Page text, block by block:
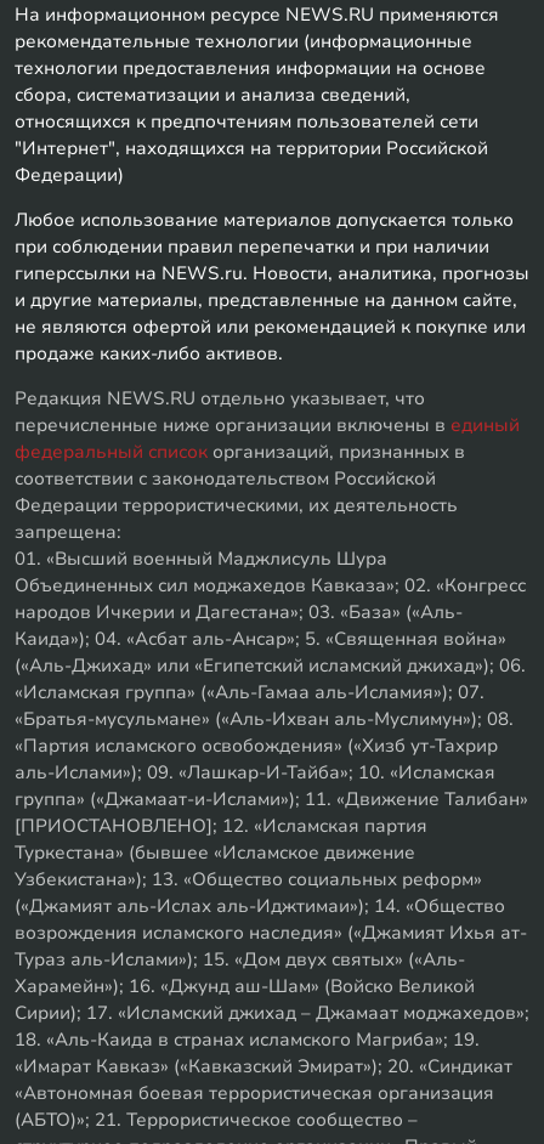
На информационном ресурсе NEWS.RU применяются
рекомендательные технологии (информационные
технологии предоставления информации на основе
сбора, систематизации и анализа сведений,
относящихся к предпочтениям пользователей сети
"Интернет", находящихся на территории Российской
Федерации)
Любое использование материалов допускается только
при соблюдении правил перепечатки и при наличии
гиперссылки на NEWS.ru. Новости, аналитика, прогнозы
и другие материалы, представленные на данном сайте,
не являются офертой или рекомендацией к покупке или
продаже каких-либо активов.
Редакция NEWS.RU отдельно указывает, что
перечисленные ниже организации включены в единый
федеральный список организаций, признанных в
соответствии с законодательством Российской
Федерации террористическими, их деятельность
запрещена:
01. «Высший военный Маджлисуль Шура
Объединенных сил моджахедов Кавказа»; 02. «Конгресс
народов Ичкерии и Дагестана»; 03. «База» («Аль-
Каида»); 04. «Асбат аль-Ансар»; 5. «Священная война»
(«Аль-Джихад» или «Египетский исламский джихад»); 06.
«Исламская группа» («Аль-Гамаа аль-Исламия»); 07.
«Братья-мусульмане» («Аль-Ихван аль-Муслимун»); 08.
«Партия исламского освобождения» («Хизб ут-Тахрир
аль-Ислами»); 09. «Лашкар-И-Тайба»; 10. «Исламская
группа» («Джамаат-и-Ислами»); 11. «Движение Талибан»
[ПРИОСТАНОВЛЕНО]; 12. «Исламская партия
Туркестана» (бывшее «Исламское движение
Узбекистана»); 13. «Общество социальных реформ»
(«Джамият аль-Ислах аль-Иджтимаи»); 14. «Общество
возрождения исламского наследия» («Джамият Ихья ат-
Тураз аль-Ислами»); 15. «Дом двух святых» («Аль-
Харамейн»); 16. «Джунд аш-Шам» (Войско Великой
Сирии); 17. «Исламский джихад – Джамаат моджахедов»;
18. «Аль-Каида в странах исламского Магриба»; 19.
«Имарат Кавказ» («Кавказский Эмират»); 20. «Синдикат
«Автономная боевая террористическая организация
(АБТО)»; 21. Террористическое сообщество –